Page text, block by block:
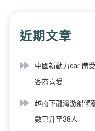
近期文章
中國新動力car 備
客商喜愛
越南下龍灣游船傾
數已升至38人